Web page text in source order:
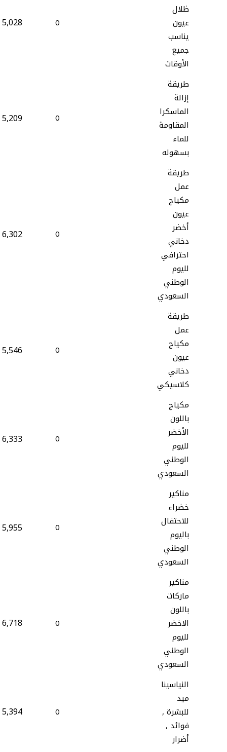
ظلال
عيون
يناسب
جميع
الأوقات
0
5,028
طريقة
إزالة
الماسكرا
المقاومة
للماء
بسهوله
0
5,209
طريقة
عمل
مكياج
عيون
أخضر
دخاني
احترافي
لليوم
الوطني
السعودي
0
6,302
طريقة
عمل
مكياج
عيون
دخاني
كلاسيكي
0
5,546
مكياج
باللون
الأخضر
لليوم
الوطني
السعودي
0
6,333
مناكير
خضراء
للاحتفال
باليوم
الوطني
السعودي
0
5,955
مناكير
ماركات
باللون
الاخضر
لليوم
الوطني
السعودي
0
6,718
النياسينا
ميد
للبشرة ,
فوائد ,
أضرار
0
5,394